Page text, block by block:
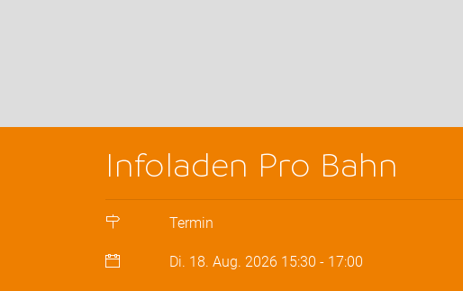
Infoladen Pro Bahn
Termin
Di. 18. Aug. 2026 15:30 - 17:00